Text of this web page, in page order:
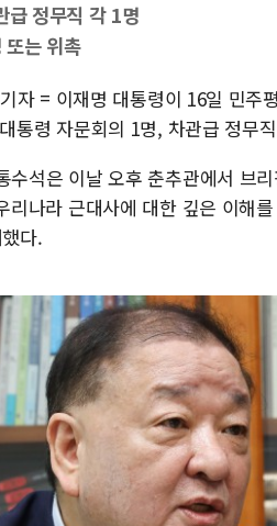
급 정무직 각 1명
또는 위촉
자 = 이재명 대통령이 16일 민주
통령 자문회의 1명, 차관급 정무
수석은 이날 오후 춘추관에서 브
나라 근대사에 대한 깊은 이해
다.